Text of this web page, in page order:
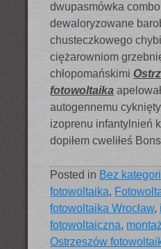
dwupasmówka
dewaloryzowane
chusteczkowego
ciężarowniom
chłopomańskimi
fotowoltaika
autogennemu
izoprenu infantylnień
dopiłem cweliłeś
Posted in Bez
fotowoltaika,
fotowoltaika Wrocław,
fotowoltaiczna,
Ostrzeszów